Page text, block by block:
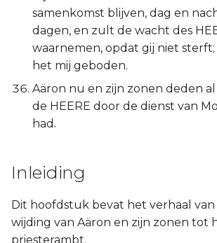
samenkomst blijven, dag en
dagen, en zult de wacht des
waarnemen, opdat gij niet sterft;
het mij geboden.
Aäron nu en zijn zonen deden
de HEERE door de dienst van
had.
Inleiding
Dit hoofdstuk bevat het verhaal
wijding van Aäron en zijn zonen tot
priesterambt.